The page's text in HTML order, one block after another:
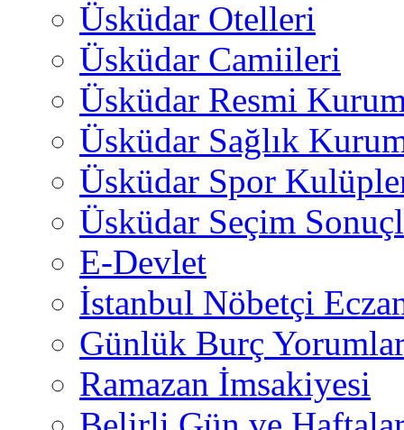
Üsküdar Otelleri
Üsküdar Camiileri
Üsküdar Resmi
Üsküdar Sağlık
Üsküdar Spor
Üsküdar Seçim
E-Devlet
İstanbul Nöbetçi
Günlük Burç
Ramazan İmsakiyesi